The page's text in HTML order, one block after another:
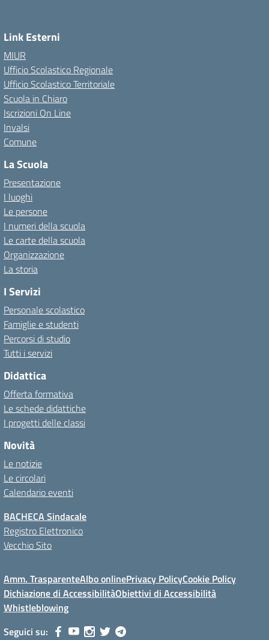
Link Esterni
MIUR
Ufficio Scolastico Regionale
Ufficio Scolastico Territoriale
Scuola in Chiaro
Iscrizioni On Line
Invalsi
Comune
La Scuola
Presentazione
I luoghi
Le persone
I numeri della scuola
Le carte della scuola
Organizzazione
La storia
I Servizi
Personale scolastico
Famiglie e studenti
Percorsi di studio
Tutti i servizi
Didattica
Offerta formativa
Le schede didattiche
I progetti delle classi
Novità
Le notizie
Le circolari
Calendario eventi
BACHECA Sindacale
Registro Elettronico
Vecchio Sito
Amm. TrasparenteAlbo onlinePrivacy PolicyCookie Policy
Dichiazione di AccessibilitàObiettivi di Accessibilità
Whistleblowing
Seguici su: